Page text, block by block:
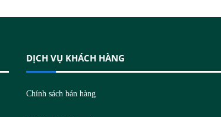
DỊCH VỤ KHÁCH HÀNG
Chính sách bán hàng